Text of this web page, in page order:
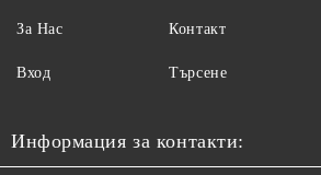
За Нас
Вход
Контакт
Търсене
Информация за контакти: